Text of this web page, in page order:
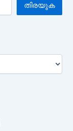
തിരയുക